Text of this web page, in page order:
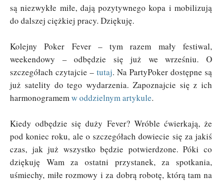
są niezwykłe miłe, dają pozytywnego kopa i mobilizują
do dalszej ciężkiej pracy. Dziękuję.
Kolejny Poker Fever – tym razem mały festiwal,
weekendowy – odbędzie się już we wrześniu. O
szczegółach czytajcie – tutaj. Na PartyPoker dostępne są
już satelity do tego wydarzenia. Zapoznajcie się z ich
harmonogramemw oddzielnym artykule.
Kiedy odbędzie się duży Fever? Wróble ćwierkają, że
pod koniec roku, ale o szczegółach dowiecie się za jakiś
czas, jak już wszystko będzie potwierdzone. Póki co
dziękuję Wam za ostatni przystanek, za spotkania,
uśmiechy, miłe rozmowy i za dobrą robotę, którą tam na